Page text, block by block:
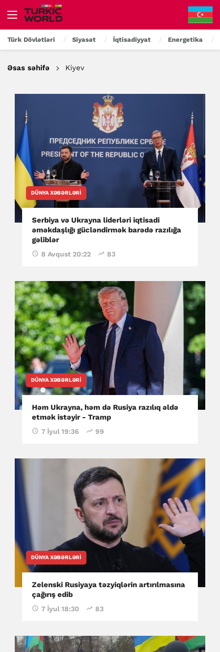
Türk Dövlətləri Siyasət İqtisadiyyat Energetika
Əsas səhifə Kiyev
DÜNYA XƏBƏRLƏRI
Serbiya və Ukrayna liderləri iqtisadi
əməkdaşlığı gücləndirmək barədə razılığa
gəliblər
8 Avqust 20:22 83
DÜNYA XƏBƏRLƏRI
Həm Ukrayna, həm də Rusiya razılıq əldə
etmək istəyir - Tramp
7 İyul 19:36 99
DÜNYA XƏBƏRLƏRI
Zelenski Rusiyaya təzyiqlərin artırılmasına
çağırış edib
7 İyul 18:30 83